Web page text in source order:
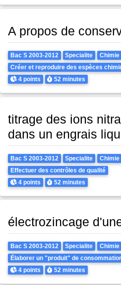
A propos de
Theme
Bac S 2003-2012 Specialite
Chimie
Créer et reproduire des espèces
Points
4 points Durée
52 minutes
titrage des ions
dans un engrais
Theme
Bac S 2003-2012 Specialite
Chimie
Effectuer des contrôles de qualité
Points
4 points Durée
52 minutes
électrozincage
Theme
Bac S 2003-2012 Specialite
Chimie
Élaborer un "produit" de
Points
4 points Durée
52 minutes